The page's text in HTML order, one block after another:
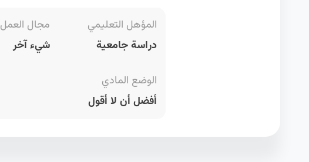
المؤهل التعليمي
دراسة جامعية
مجال العمل
شيء آخر
الوضع المادي
أفضل أن لا أقول